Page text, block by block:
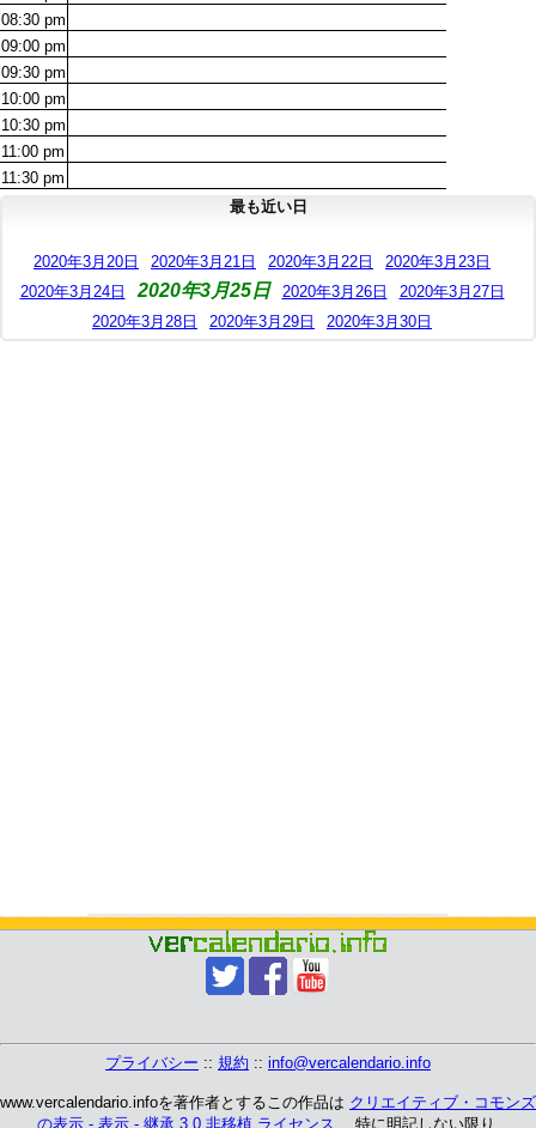
08:30 pm
09:00 pm
09:30 pm
10:00 pm
10:30 pm
11:00 pm
11:30 pm
最も近い日
2020年3月20日 2020年3月21日 2020年3月22日
2020年3月23日
2020年3月24日
2020年3月25日 2020年3月26日
2020年3月27日
2020年3月28日
2020年3月29日 2020年3月30日
プライバシー :: 規約 :: info@vercalendario.info
www.vercalendario.infoを著作者とするこの作品は クリエイティブ・コモンズ
の表示 - 表示 - 継承 3.0 非移植 ライセンス 、 特に明記しない限り.